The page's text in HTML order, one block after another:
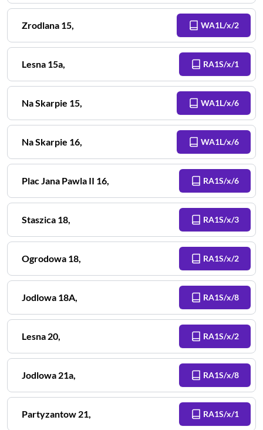
Zrodlana 15, WA1L/x/2
Lesna 15a, RA1S/x/1
Na Skarpie 15, WA1L/x/6
Na Skarpie 16, WA1L/x/6
Plac Jana Pawla II 16, RA1S/x/6
Staszica 18, RA1S/x/3
Ogrodowa 18, RA1S/x/2
Jodlowa 18A, RA1S/x/8
Lesna 20, RA1S/x/2
Jodlowa 21a, RA1S/x/8
Partyzantow 21, RA1S/x/1